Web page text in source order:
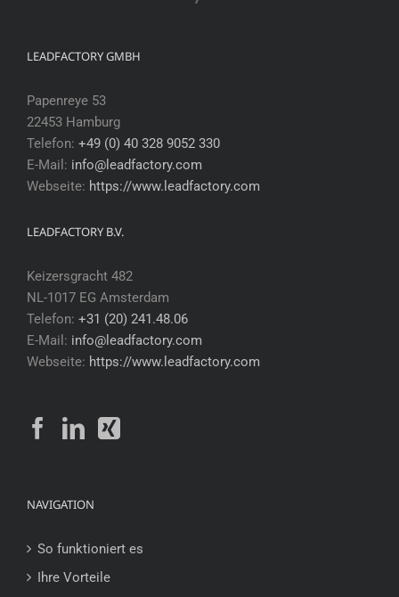
LEADFACTORY GMBH
Papenreye 53
22453 Hamburg
Telefon: +49 (0) 40 328 9052 330
E-Mail: info@leadfactory.com
Webseite: https://www.leadfactory.com
LEADFACTORY B.V.
Keizersgracht 482
NL-1017 EG Amsterdam
Telefon: +31 (20) 241.48.06
E-Mail: info@leadfactory.com
Webseite: https://www.leadfactory.com
NAVIGATION
So funktioniert es
Ihre Vorteile